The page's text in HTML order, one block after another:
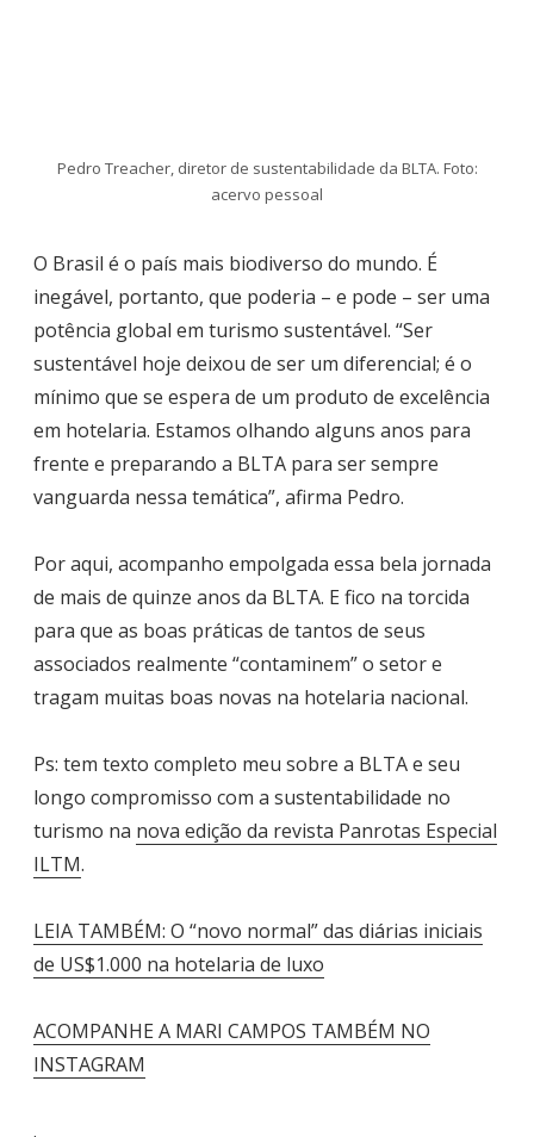
Pedro Treacher, diretor de sustentabilidade da BLTA. Foto:
acervo pessoal
O Brasil é o país mais biodiverso do mundo. É
inegável, portanto, que poderia – e pode – ser uma
potência global em turismo sustentável. “Ser
sustentável hoje deixou de ser um diferencial; é o
mínimo que se espera de um produto de excelência
em hotelaria. Estamos olhando alguns anos para
frente e preparando a BLTA para ser sempre
vanguarda nessa temática”, afirma Pedro.
Por aqui, acompanho empolgada essa bela jornada
de mais de quinze anos da BLTA. E fico na torcida
para que as boas práticas de tantos de seus
associados realmente “contaminem” o setor e
tragam muitas boas novas na hotelaria nacional.
Ps: tem texto completo meu sobre a BLTA e seu
longo compromisso com a sustentabilidade no
turismo na nova edição da revista Panrotas Especial
ILTM.
LEIA TAMBÉM: O “novo normal” das diárias iniciais
de US$1.000 na hotelaria de luxo
ACOMPANHE A MARI CAMPOS TAMBÉM NO
INSTAGRAM
.